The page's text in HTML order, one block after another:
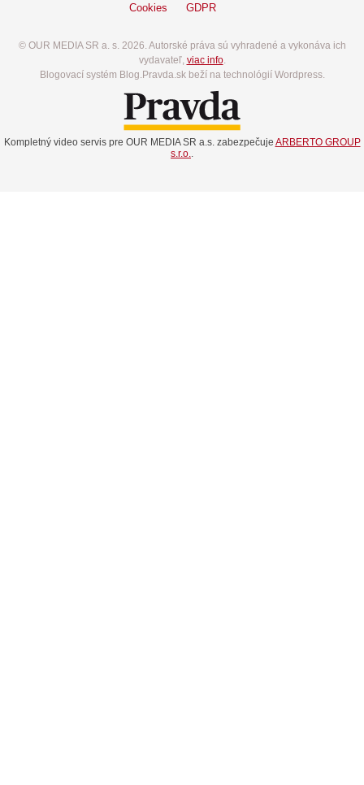
Cookies GDPR
© OUR MEDIA SR a. s. 2026. Autorské práva sú vyhradené a vykonáva ich
vydavateľ, viac info.
Blogovací systém Blog.Pravda.sk beží na technológií Wordpress.
Kompletný video servis pre OUR MEDIA SR a.s. zabezpečuje ARBERTO GROUP
s.r.o..